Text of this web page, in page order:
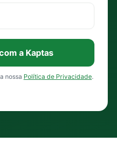
a Kaptas
nossa Política de Privacidade.